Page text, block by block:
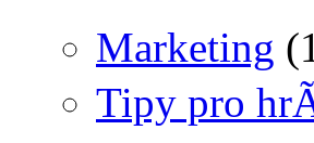
Marketing
Tipy pro